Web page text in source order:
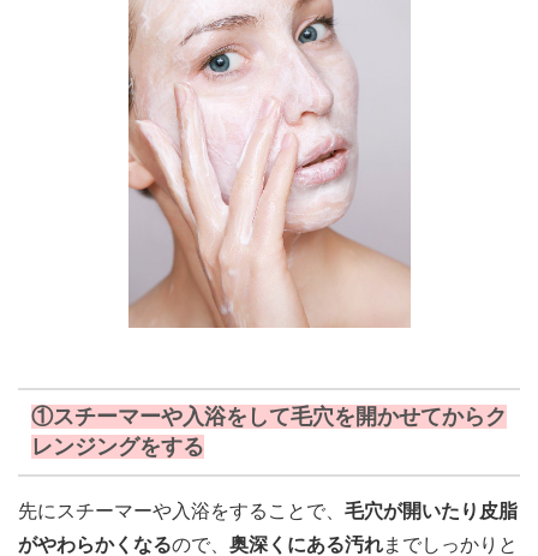
①スチーマーや入浴をして毛穴を開かせてからク
レンジングをする
先にスチーマーや入浴をすることで、 毛穴が開いたり皮脂
がやわらかくなるので、 奥深くにある汚れまでしっかりと